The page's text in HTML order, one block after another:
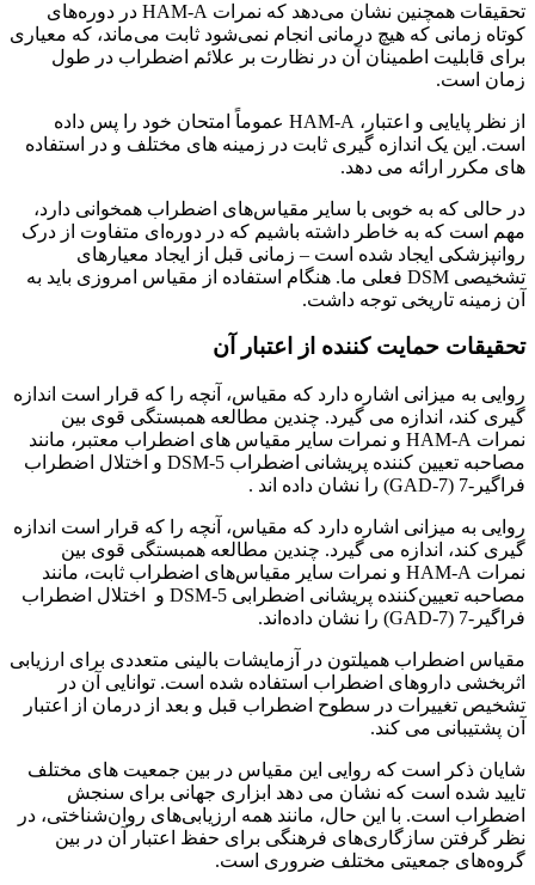
تحقیقات همچنین نشان می‌دهد که نمرات HAM-A در دوره‌های
کوتاه زمانی که هیچ درمانی انجام نمی‌شود ثابت می‌ماند، که معیاری
برای قابلیت اطمینان آن در نظارت بر علائم اضطراب در طول
زمان است.
از نظر پایایی و اعتبار، HAM-A عموماً امتحان خود را پس داده
است. این یک اندازه گیری ثابت در زمینه های مختلف و در استفاده
های مکرر ارائه می دهد.
در حالی که به خوبی با سایر مقیاس‌های اضطراب همخوانی دارد،
مهم است که به خاطر داشته باشیم که در دوره‌ای متفاوت از درک
روانپزشکی ایجاد شده است – زمانی قبل از ایجاد معیارهای
تشخیصی DSM فعلی ما. هنگام استفاده از مقیاس امروزی باید به
آن زمینه تاریخی توجه داشت.
تحقیقات حمایت کننده از اعتبار آن
روایی به میزانی اشاره دارد که مقیاس، آنچه را که قرار است اندازه
گیری کند، اندازه می گیرد. چندین مطالعه همبستگی قوی بین
نمرات HAM-A و نمرات سایر مقیاس های اضطراب معتبر، مانند
مصاحبه تعیین کننده پریشانی اضطراب DSM-5 و اختلال اضطراب
فراگیر-7 (GAD-7) را نشان داده اند .
روایی به میزانی اشاره دارد که مقیاس، آنچه را که قرار است اندازه
گیری کند، اندازه می گیرد. چندین مطالعه همبستگی قوی بین
نمرات HAM-A و نمرات سایر مقیاس‌های اضطراب ثابت، مانند
مصاحبه تعیین‌کننده پریشانی اضطرابی DSM-5 و اختلال اضطراب
فراگیر-7 (GAD-7) را نشان داده‌اند.
مقیاس اضطراب همیلتون در آزمایشات بالینی متعددی برای ارزیابی
اثربخشی داروهای اضطراب استفاده شده است. توانایی آن در
تشخیص تغییرات در سطوح اضطراب قبل و بعد از درمان از اعتبار
آن پشتیبانی می کند.
شایان ذکر است که روایی این مقیاس در بین جمعیت های مختلف
تایید شده است که نشان می دهد ابزاری جهانی برای سنجش
اضطراب است. با این حال، مانند همه ارزیابی‌های روان‌شناختی، در
نظر گرفتن سازگاری‌های فرهنگی برای حفظ اعتبار آن در بین
گروه‌های جمعیتی مختلف ضروری است.